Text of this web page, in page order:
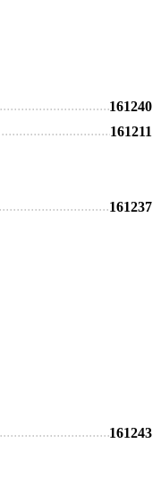
161240
161211
161237
161243